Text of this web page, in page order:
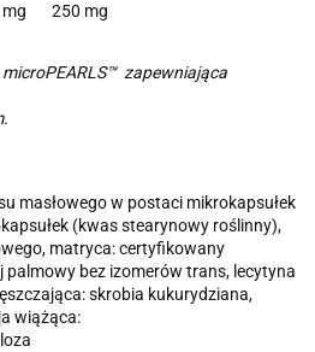
250 mg
zapewniająca
masłowego w postaci mikrokapsułek
(kwas stearynowy roślinny),
matryca: certyfikowany
palmowy bez izomerów trans, lecytyna
skrobia kukurydziana,
wiążąca: